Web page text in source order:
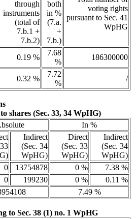
through
instruments
(total of
7.b.1 +
7.b.2)
both
in %
(7.a.
+
7.b.)
voting rights
pursuant to Sec. 41
WpHG
0.19 %
7.68
%
186300000
0.32 %
7.72
%
/
shares (Sec. 33, 34 WpHG)
In %
Indirect
(Sec. 34
WpHG)
Direct
(Sec. 33
WpHG)
Indirect
(Sec. 34
WpHG)
0 13754878 0 %
7.38 %
0 199230 0 %
0.11 %
7.49 %
to Sec. 38 (1) no. 1 WpHG